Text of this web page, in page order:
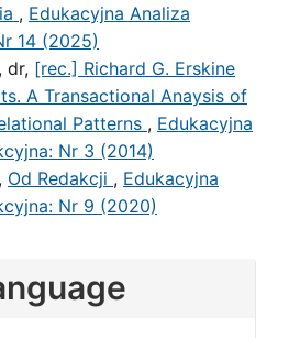
, Edukacyjna Analiza
14 (2025)
dr, [rec.] Richard G. Erskine
A Transactional Anaysis of
Patterns , Edukacyjna
Nr 3 (2014)
Od Redakcji , Edukacyjna
Nr 9 (2020)